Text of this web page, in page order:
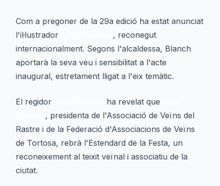
Com a pregoner de la 29a edició ha estat anunciat
l'il·lustrador
, reconegut
internacionalment. Segons l'alcaldessa, Blanch
aportarà la seva veu i sensibilitat a l'acte
inaugural, estretament lligat a l'eix temàtic.
El regidor ha revelat que
, presidenta de l'Associació de Veïns del
Rastre i de la Federació d'Associacions de Veïns
de Tortosa, rebrà l'Estendard de la Festa, un
reconeixement al teixit veïnal i associatiu de la
ciutat.